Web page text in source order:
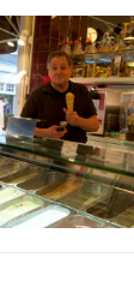
[ 26
[ 13
[ 24